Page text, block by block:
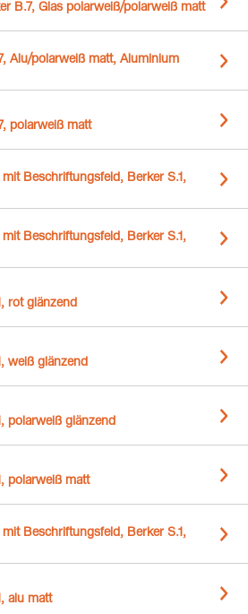
B.7, Glas polarweiß/polarweiß matt
Alu/polarweiß matt, Aluminium
polarweiß matt
Beschriftungsfeld, Berker S.1,
Beschriftungsfeld, Berker S.1,
rot glänzend
weiß glänzend
polarweiß glänzend
polarweiß matt
Beschriftungsfeld, Berker S.1,
alu matt